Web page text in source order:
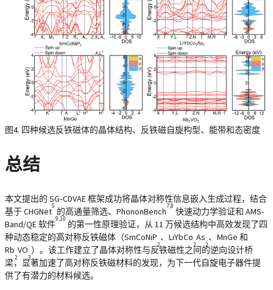
图4. 四种候选反铁磁体的晶体结构、反铁磁自旋构型、能带和态密度
总结
本文提出的 SG‑CDVAE 框架成功将晶体对称性信息嵌入生成过程，结合
基于 CHGNet
5
的高通量筛选、PhononBench
7,8
快速动力学验证和 AMS-
Band/QE 软件
9,10
的第一性原理验证，从 11 万候选结构中高效发现了四
种动态稳定的高对称反铁磁体（SmCoNiP
2
、LiYbCo
2
As
2
、MnGe 和
Rb
2
VO
3
）。该工作建立了晶体对称性与反铁磁性之间的逆向设计桥
梁，显著加速了高对称反铁磁材料的发现，为下一代自旋电子器件提
供了有潜力的材料候选。